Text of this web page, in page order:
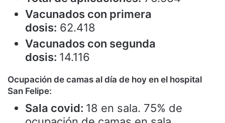
Vacunados con primera
dosis: 62.418
Vacunados con segunda
dosis: 14.116
Ocupación de camas al día de hoy en el hospital
San Felipe:
Sala covid: 18 en sala. 75% de